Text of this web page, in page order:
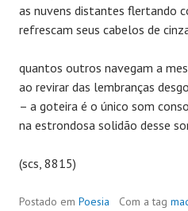
as nuvens distantes flertando
refrescam seus cabelos de
quantos outros navegam a
ao revirar das lembranças
– a goteira é o único som
na estrondosa solidão desse
(scs, 8815)
Postado em Poesia Com a tag